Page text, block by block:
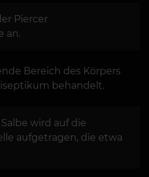
Piercer
an.
Bereich des Körpers
behandelt.
wird auf die
aufgetragen, die etwa